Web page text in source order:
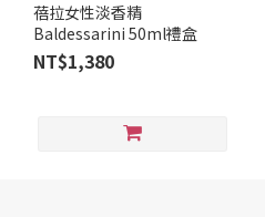
蓓拉女性淡香精
Baldessarini 50ml禮盒
NT$1,380